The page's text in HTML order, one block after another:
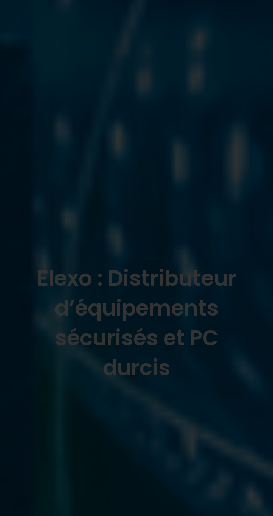
Elexo : Distributeur
d’équipements
sécurisés et PC
durcis